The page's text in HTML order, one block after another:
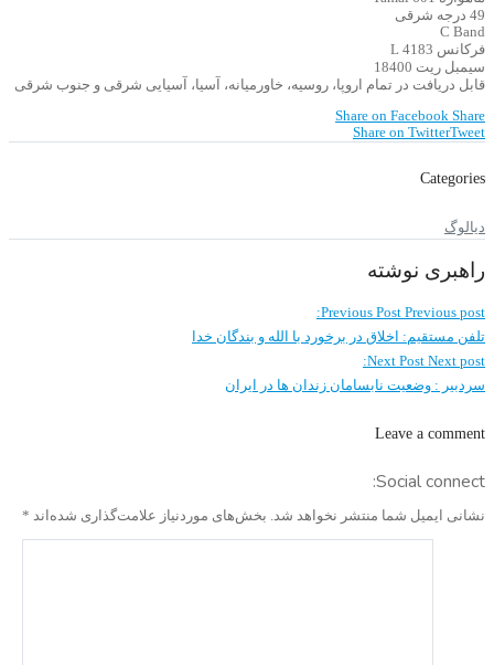
49 درجه شرقی
C Band
فرکانس 4183 L
سیمبل ریت 18400
قابل دریافت در تمام اروپا، روسیه، خاورمیانه، آسیا، آسیایی شرقی و جنوب شرقی
Share on Facebook Share
Share on TwitterTweet
Categories
دیالوگ
راهبری نوشته
Previous Post Previous post:
تلفن مستقیم: اخلاق در برخورد با الله و بندگان خدا
Next Post Next post:
سردبیر : وضعیت نابسامان زندان ‌ها در ایران
Leave a comment
Social connect:
نشانی ایمیل شما منتشر نخواهد شد. بخش‌های موردنیاز علامت‌گذاری شده‌اند *